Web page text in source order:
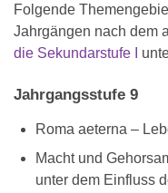
Folgende
Jahrgängen nach dem
die Sekundarstufe I
Jahrgangsstufe 9
Roma aeterna –
Macht und
unter dem Einfluss